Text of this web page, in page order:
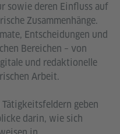
sowie deren Einfluss auf
Zusammenhänge.
Entscheidungen und
Bereichen – von
und redaktionelle
Arbeit.
geben
darin, wie sich